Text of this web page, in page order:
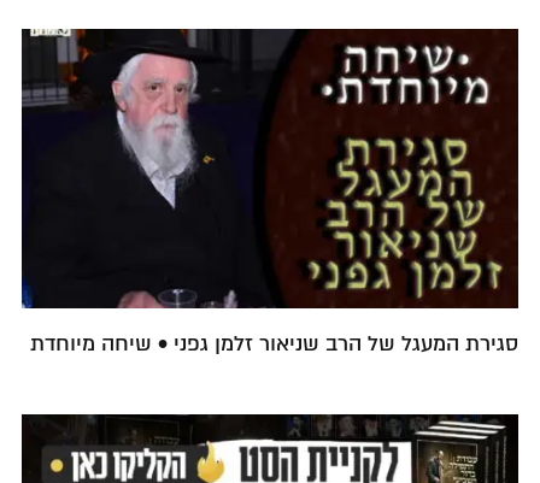
סגירת המעגל של הרב שניאור זלמן גפני • שיחה מיוחדת